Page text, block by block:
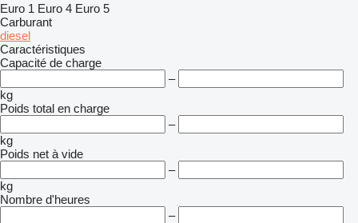
Euro 1 Euro 4 Euro 5
Carburant
diesel
Caractéristiques
Capacité de charge
–
kg
Poids total en charge
–
kg
Poids net à vide
–
kg
Nombre d'heures
–